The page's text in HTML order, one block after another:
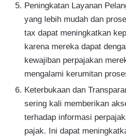
Peningkatan Layanan
yang lebih mudah dan
tax dapat meningkatkan
karena mereka dapat
kewajiban perpajakan
mengalami kerumitan
Keterbukaan dan
sering kali memberikan
terhadap informasi
pajak. Ini dapat